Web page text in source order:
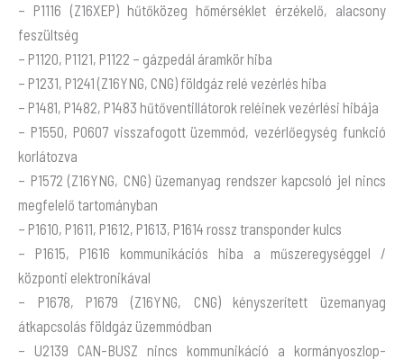
– P1116 (Z16XEP) hűtőközeg hőmérséklet érzékelő, alacsony
feszültség
– P1120, P1121, P1122 – gázpedál áramkör hiba
– P1231, P1241 (Z16YNG, CNG) földgáz relé vezérlés hiba
– P1481, P1482, P1483 hűtőventillátorok reléinek vezérlési hibája
– P1550, P0607 visszafogott üzemmód, vezérlőegység funkció
korlátozva
– P1572 (Z16YNG, CNG) üzemanyag rendszer kapcsoló jel nincs
megfelelő tartományban
– P1610, P1611, P1612, P1613, P1614 rossz transponder kulcs
– P1615, P1616 kommunikációs hiba a műszeregységgel /
központi elektronikával
– P1678, P1679 (Z16YNG, CNG) kényszerített üzemanyag
átkapcsolás földgáz üzemmódban
– U2139 CAN-BUSZ nincs kommunikáció a kormányoszlop-